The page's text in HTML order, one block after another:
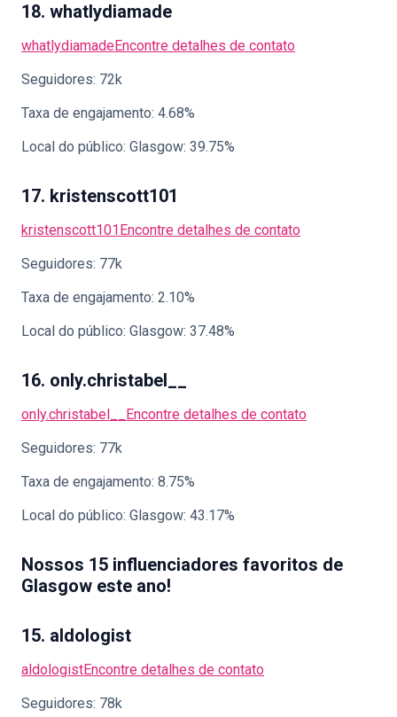
18. whatlydiamade
whatlydiamadeEncontre detalhes de contato
Seguidores: 72k
Taxa de engajamento: 4.68%
Local do público: Glasgow: 39.75%
17. kristenscott101
kristenscott101Encontre detalhes de contato
Seguidores: 77k
Taxa de engajamento: 2.10%
Local do público: Glasgow: 37.48%
16. only.christabel__
only.christabel__ Encontre detalhes de contato
Seguidores: 77k
Taxa de engajamento: 8.75%
Local do público: Glasgow: 43.17%
Nossos 15 influenciadores favoritos de
Glasgow este ano!
15. aldologist
aldologistEncontre detalhes de contato
Seguidores: 78k